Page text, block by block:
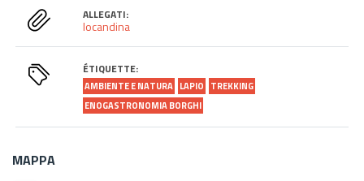
ALLEGATI:
locandina
ÉTIQUETTE:
AMBIENTE E NATURA LAPIO
TREKKING
ENOGASTRONOMIA BORGHI
MAPPA